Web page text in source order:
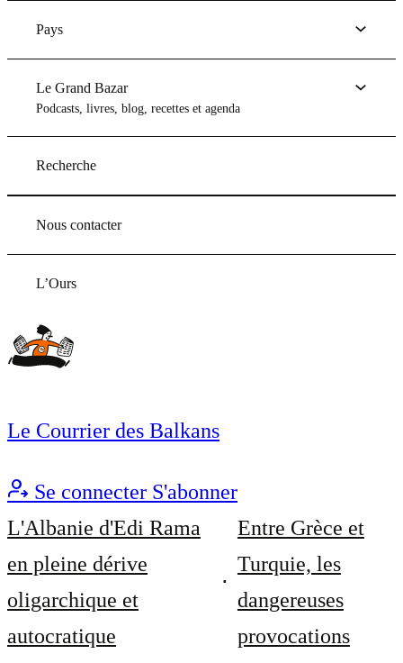
Pays
Le Grand Bazar
Podcasts, livres, blog, recettes et agenda
Recherche
Nous contacter
L’Ours
Le Courrier des Balkans
Se connecter S'abonner
L'Albanie d'Edi Rama
en pleine dérive
oligarchique et
autocratique
Entre Grèce et
Turquie, les
dangereuses
provocations